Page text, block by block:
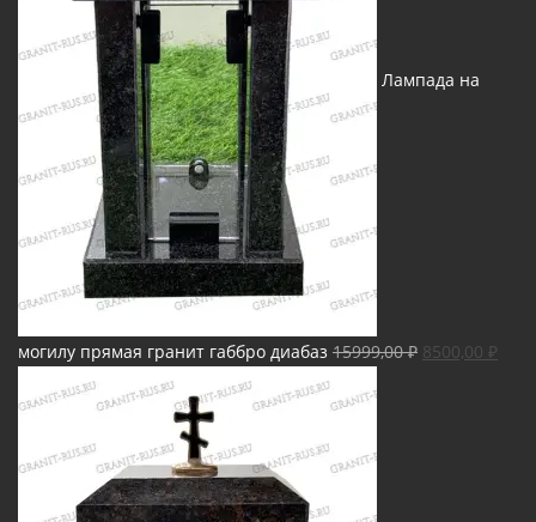
Лампада на
могилу прямая гранит габбро диабаз 15999,00₽ 8500,00 ₽